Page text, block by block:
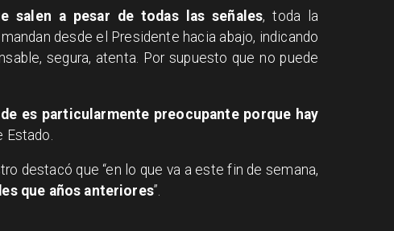
salen a pesar de todas las señales, toda la
desde el Presidente hacia abajo, indicando
segura, atenta. Por supuesto que no puede
es particularmente preocupante porque hay
Estado.
destacó que “en lo que va a este fin de semana,
que años anteriores”.